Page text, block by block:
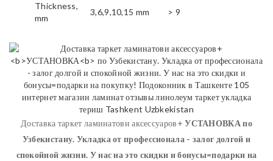
Thickness,
mm
3,6,9,10,15 mm > 9
Доставка таркет ламинатови аксессуаров+УСТАНОВКАпо
Узбекистану. Укладка от профессионала - залог долгой и
спокойной жизни. У нас на это скидки и бонусы=подарки на